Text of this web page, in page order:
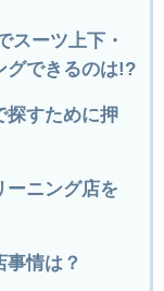
スーツ上下・
グできるのは!?
探すために押
ーニング店を
情は？